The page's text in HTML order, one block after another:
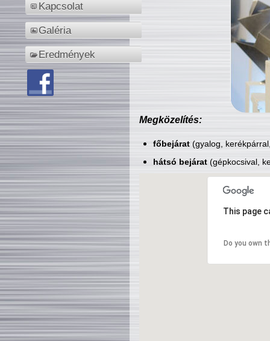
Kapcsolat
Galéria
Eredmények
Megközelítés:
főbejárat(gyalog,
hátsó bejárat(gépkocsival,
This page
Do you own